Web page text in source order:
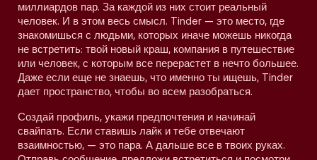
миллиардов пар. За каждой из них стоит реальный
человек. И в этом весь смысл. Tinder — это место, где
знакомишься с людьми, которых иначе можешь никогда
не встретить: твой новый краш, компания в путешествие
или человек, с которым все перерастет в нечто большее.
Даже если еще не знаешь, что именно ты ищешь, Tinder
дает пространство, чтобы во всем разобраться.
Создай профиль, укажи предпочтения и начинай
свайпать. Если ставишь лайк и тебе отвечают
взаимностью, — это пара. А дальше все в твоих руках.